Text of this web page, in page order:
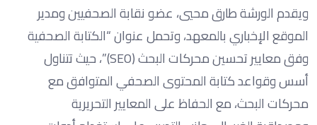
ويقدم الورشة طارق محيي، عضو نقابة الصحفيين ومدير
الموقع الإخباري بالمعهد، وتحمل عنوان “الكتابة الصحفية
وفق معايير تحسين محركات البحث (SEO)”، حيث تتناول
أسس وقواعد كتابة المحتوى الصحفي المتوافق مع
محركات البحث، مع الحفاظ على المعايير التحريرية